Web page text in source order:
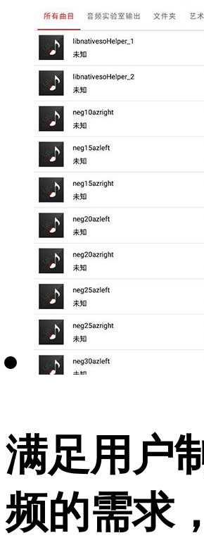
满足用户
频的需求，